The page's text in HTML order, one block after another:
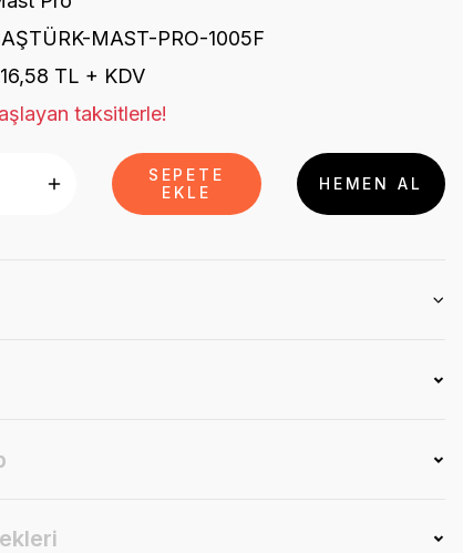
MAST-PRO-1005F
TL + KDV
taksitlerle!
SEPETE
EKLE
HEMEN AL